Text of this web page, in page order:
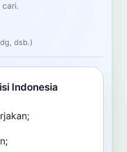
dsb.)
Indonesia